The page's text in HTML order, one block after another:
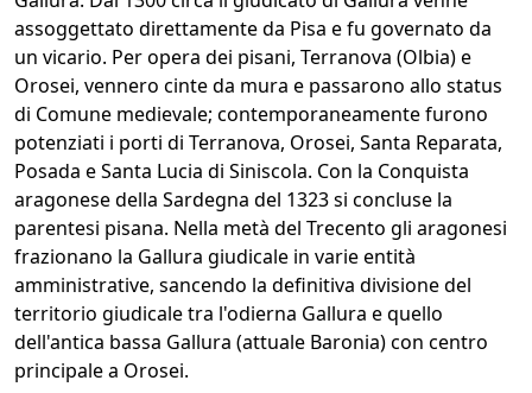
assoggettato direttamente da Pisa e fu governato da
un vicario. Per opera dei pisani, Terranova (Olbia) e
Orosei, vennero cinte da mura e passarono allo status
di Comune medievale; contemporaneamente furono
potenziati i porti di Terranova, Orosei, Santa Reparata,
Posada e Santa Lucia di Siniscola. Con la Conquista
aragonese della Sardegna del 1323 si concluse la
parentesi pisana. Nella metà del Trecento gli aragonesi
frazionano la Gallura giudicale in varie entità
amministrative, sancendo la definitiva divisione del
territorio giudicale tra l'odierna Gallura e quello
dell'antica bassa Gallura (attuale Baronia) con centro
principale a Orosei.